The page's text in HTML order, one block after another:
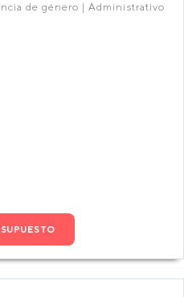
de género | Administrativo